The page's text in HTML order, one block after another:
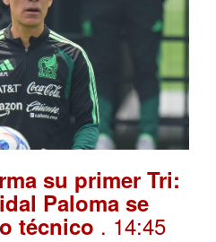
su primer Tri:
Paloma se
técnico . 14:45